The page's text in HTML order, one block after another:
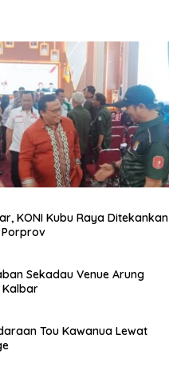
KONI Kubu Raya Ditekankan
Porprov
Sekadau Venue Arung
Tou Kawanua Lewat